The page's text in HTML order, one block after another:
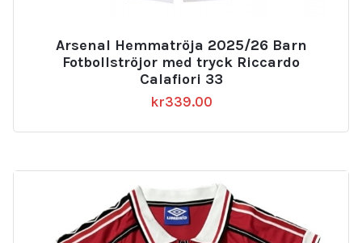
Arsenal Hemmatröja 2025/26 Barn
Fotbollströjor med tryck Riccardo
Calafiori 33
kr339.00